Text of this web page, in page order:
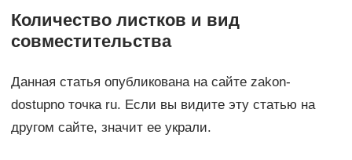
Количество листков и вид
совместительства
Данная статья опубликована на сайте zakon-
dostupno точка ru. Если вы видите эту статью на
другом сайте, значит ее украли.